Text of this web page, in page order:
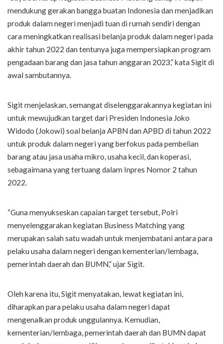
mendukung gerakan bangga buatan Indonesia dan menjadikan
produk dalam negeri menjadi tuan di rumah sendiri dengan
cara meningkatkan realisasi belanja produk dalam negeri pada
akhir tahun 2022 dan tentunya juga mempersiapkan program
pengadaan barang dan jasa tahun anggaran 2023,” kata Sigit di
awal sambutannya.
Sigit menjelaskan, semangat diselenggarakannya kegiatan ini
untuk mewujudkan target dari Presiden Indonesia Joko
Widodo (Jokowi) soal belanja APBN dan APBD di tahun 2022
untuk produk dalam negeri yang berfokus pada pembelian
barang atau jasa usaha mikro, usaha kecil, dan koperasi,
sebagaimana yang tertuang dalam Inpres Nomor 2 tahun
2022.
“Guna menyukseskan capaian target tersebut, Polri
menyelenggarakan kegiatan Business Matching yang
merupakan salah satu wadah untuk menjembatani antara para
pelaku usaha dalam negeri dengan kementerian/lembaga,
pemerintah daerah dan BUMN,” ujar Sigit.
Oleh karena itu, Sigit menyatakan, lewat kegiatan ini,
diharapkan para pelaku usaha dalam negeri dapat
mengenalkan produk unggulannya. Kemudian,
kementerian/lembaga, pemerintah daerah dan BUMN dapat